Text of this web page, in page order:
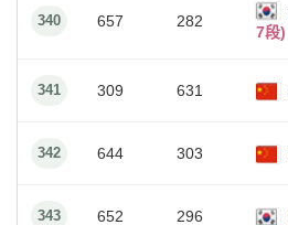
340 657 282
7段)
341 309 631
342 644 303
343 652 296